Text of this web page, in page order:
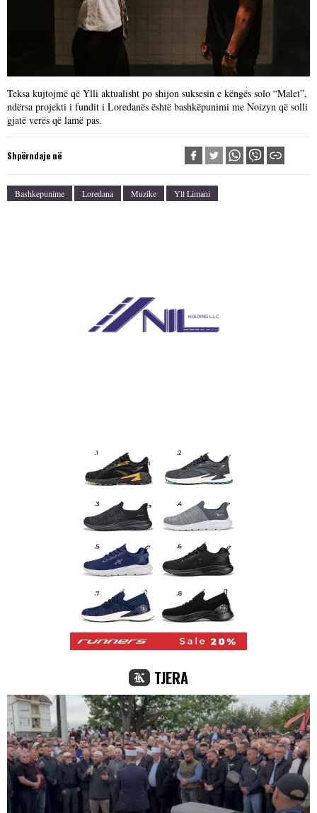
Teksa kujtojmë që Ylli aktualisht po shijon suksesin e këngës solo “Malet”,
ndërsa projekti i fundit i Loredanës është bashkëpunimi me Noizyn që solli
gjatë verës që lamë pas.
Shpërndaje në
Bashkepunime Loredana Muzike Yll Limani
TJERA